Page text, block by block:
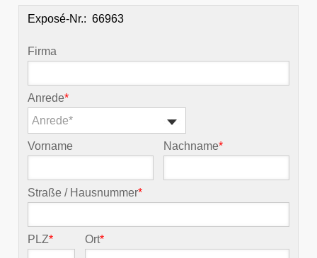
Exposé-Nr.:
Firma
Anrede*
Anrede*
Vorname Nachname*
Straße / Hausnummer*
PLZ* Ort*